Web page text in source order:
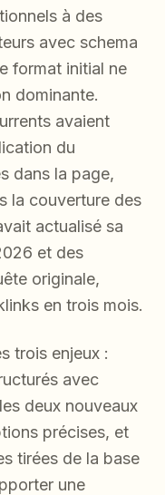
à des
avec schema
format initial ne
dominante.
avaient
du
dans la page,
la couverture des
actualisé sa
et des
originale,
en trois mois.
trois enjeux :
avec
deux nouveaux
précises, et
tirées de la base
une